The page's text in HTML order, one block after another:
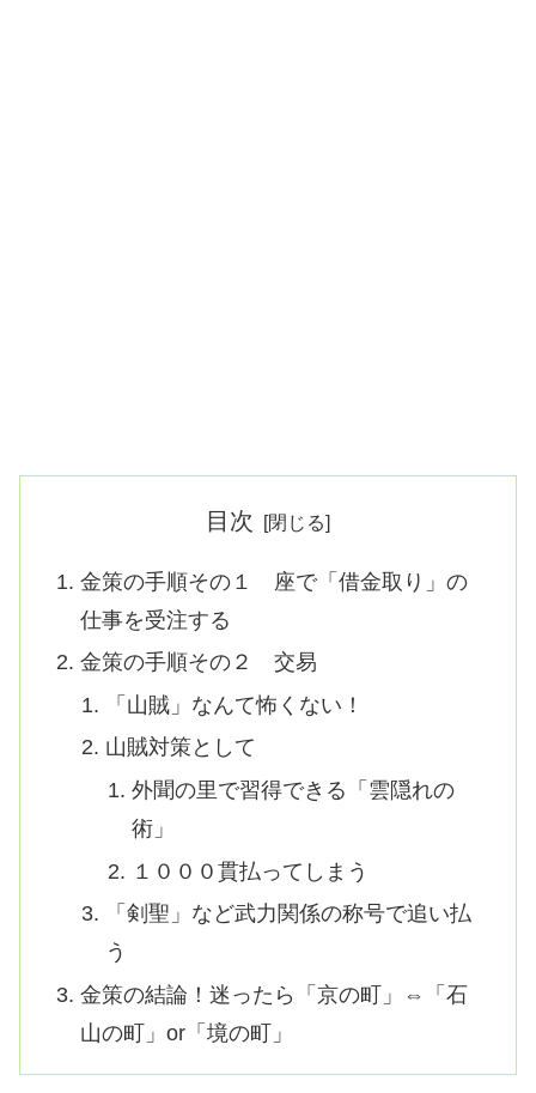
目次
金策の手順その１ 座で「借金取り」の
仕事を受注する
金策の手順その２ 交易
「山賊」なんて怖くない！
山賊対策として
外聞の里で習得できる「雲隠れの
術」
１０００貫払ってしまう
「剣聖」など武力関係の称号で追い払
う
金策の結論！迷ったら「京の町」⇔「石
山の町」or「境の町」